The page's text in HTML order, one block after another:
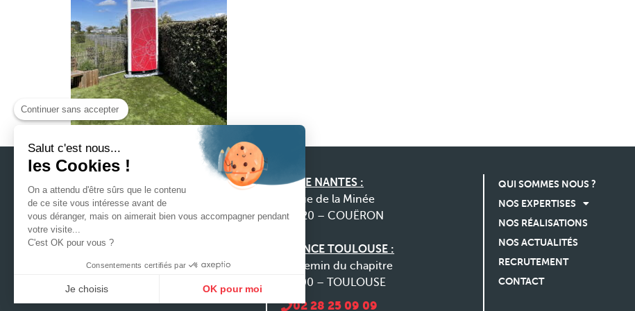
Notre préoccupation première est la
satisfaction de nos clients afin que nous
puissions construire une relation durable, ce
SIEGE NANTES :
31 rue de la Minée
44220 – COUËRON
AGENCE TOULOUSE :
9 chemin du chapitre
31000 – TOULOUSE
02 28 25 09 09
QUI SOMMES NOUS ?
NOS EXPERTISES
NOS RÉALISATIONS
NOS ACTUALITÉS
RECRUTEMENT
CONTACT
Continuer sans accepter
Salut c'est nous...
les Cookies !
On a attendu d'être sûrs que le contenu
de ce site vous intéresse avant de
vous déranger, mais on aimerait bien vous accompagner pendant
votre visite...
C'est OK pour vous ?
Consentements certifiés par
Je choisis OK pour moi